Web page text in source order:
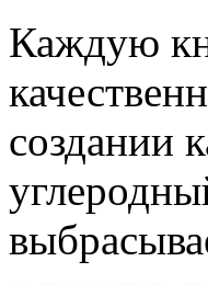
Каждую
создании